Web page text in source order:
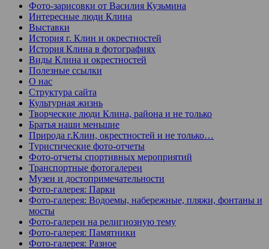
Фото-зарисовки от Василия Кузьмина
Интересные люди Клина
Выставки
История г. Клин и окрестностей
История Клина в фотографиях
Виды Клина и окрестностей
Полезные ссылки
О нас
Структура сайта
Культурная жизнь
Творческие люди Клина, района и не только
Братья наши меньшие
Природа г.Клин, окрестностей и не только…
Туристические фото-отчеты
Фото-отчеты спортивных мероприятий
Транспортные фотогалереи
Музеи и достопримечательности
Фото-галерея: Парки
Фото-галерея: Водоемы, набережные, пляжи, фонтаны и
мосты
Фото-галереи на религиозную тему
Фото-галерея: Памятники
Фото-галерея: Разное